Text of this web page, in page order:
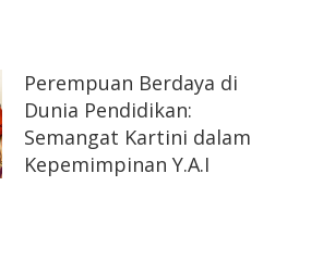
Perempuan Berdaya di
Dunia Pendidikan:
Semangat Kartini dalam
Kepemimpinan Y.A.I